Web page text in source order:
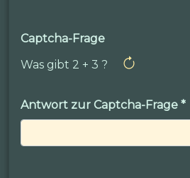
Captcha-Frage
Was gibt 2 + 3 ?
Antwort zur Captcha-Frage *